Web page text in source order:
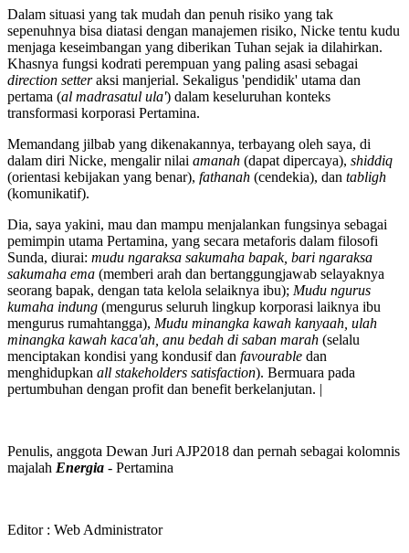
Dalam situasi yang tak mudah dan penuh risiko yang tak
sepenuhnya bisa diatasi dengan manajemen risiko, Nicke tentu kudu
menjaga keseimbangan yang diberikan Tuhan sejak ia dilahirkan.
Khasnya fungsi kodrati perempuan yang paling asasi sebagai
direction setteraksi manjerial. Sekaligus 'pendidik' utama dan
pertama (al madrasatul ula') dalam keseluruhan konteks
transformasi korporasi Pertamina.
Memandang jilbab yang dikenakannya, terbayang oleh saya, di
dalam diri Nicke, mengalir nilai amanah (dapat dipercaya), shiddiq
(orientasi kebijakan yang benar), fathanah (cendekia), dan tabligh
(komunikatif).
Dia, saya yakini, mau dan mampu menjalankan fungsinya sebagai
pemimpin utama Pertamina, yang secara metaforis dalam filosofi
Sunda, diurai: mudu ngaraksa sakumaha bapak, bari ngaraksa
sakumaha ema (memberi arah dan ber­tanggungjawab se­layaknya
seorang bapak, dengan tata kelola selaiknya ibu); Mu­du ngurus
kumaha indung (mengurus seluruh lingkup korporasi laiknya ibu
mengurus rumahtangga), Mudu mi­nangka kawah kanyaah, ulah
minangka kawah kaca'ah, anu bedah di saban marah (selalu
menciptakan kondisi yang kondusif dan favourable dan
menghidupkan all stakeholders satisfaction). Bermuara pada
pertumbuhan dengan profit dan benefit berkelanjutan. |
Penulis, anggota Dewan Juri AJP2018 dan pernah sebagai kolomnis
majalah Energia - Pertamina
Editor : Web Administrator